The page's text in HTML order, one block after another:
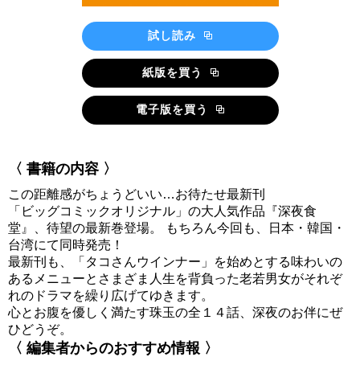
試し読み
紙版を買う
電子版を買う
〈 書籍の内容 〉
この距離感がちょうどいい…お待たせ最新刊
「ビッグコミックオリジナル」の大人気作品『深夜食
堂』、待望の最新巻登場。 もちろん今回も、日本・韓国・
台湾にて同時発売！
最新刊も、「タコさんウインナー」を始めとする味わいの
あるメニューとさまざま人生を背負った老若男女がそれぞ
れのドラマを繰り広げてゆきます。
心とお腹を優しく満たす珠玉の全１４話、深夜のお伴にぜ
ひどうぞ。
〈 編集者からのおすすめ情報 〉